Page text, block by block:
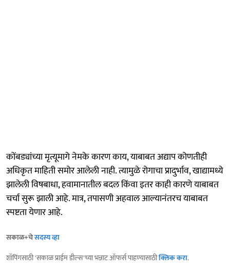
कोंबड्यांच्या मृत्यूमागे नेमके कारण काय, याबाबत अद्याप कोणतीही
अधिकृत माहिती समोर आलेली नाही. त्यामुळे रोगाचा प्रादुर्भाव, खाद्यामध्ये
झालेली विषबाधा, हवामानातील बदल किंवा इतर काही कारणे याबाबत
चर्चा सुरू झाली आहे. मात्र, तपासणी अहवाल आल्यानंतरच याबाबत
स्पष्टता येणार आहे.
सकाळ+चेसदस्य व्हा
शॉपिंगसाठी 'सकाळ प्राईम डील्स'च्या भन्नाट ऑफर्स पाहण्यासाठीक्लिक करा.